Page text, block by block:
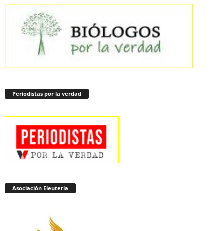
Periodistas por la verdad
Asociación Eleuteria